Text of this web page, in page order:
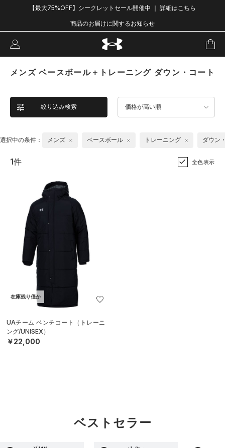
【最大75%OFF】シークレットセール開催中 ｜ 詳細はこちら
商品のお届けに関するお知らせ
メンズ ベースボール＋トレーニング ダウン・コート
絞り込み検索 価格が高い順
選択中の条件： メンズ ベースボール トレーニング ダウン
1件 全色表示
在庫残り僅か
UAチーム ベンチコート（トレーニ
ング/UNISEX）
￥22,000
ベストセラー